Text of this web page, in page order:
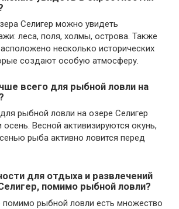
Селигер можно увидеть
леса, поля, холмы, острова. Также
несколько исторических
создают особую атмосферу.
всего для рыбной ловли на
рыбной ловли на озере Селигер
осень. Весной активизируются окунь,
рыба активно ловится перед
для отдыха и развлечений
помимо рыбной ловли?
помимо рыбной ловли есть множество